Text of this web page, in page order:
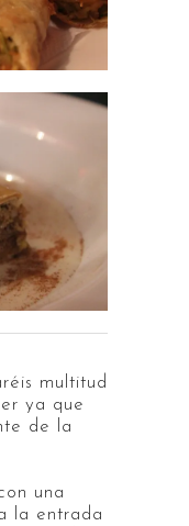
multitud
ya que
de la
una
la entrada